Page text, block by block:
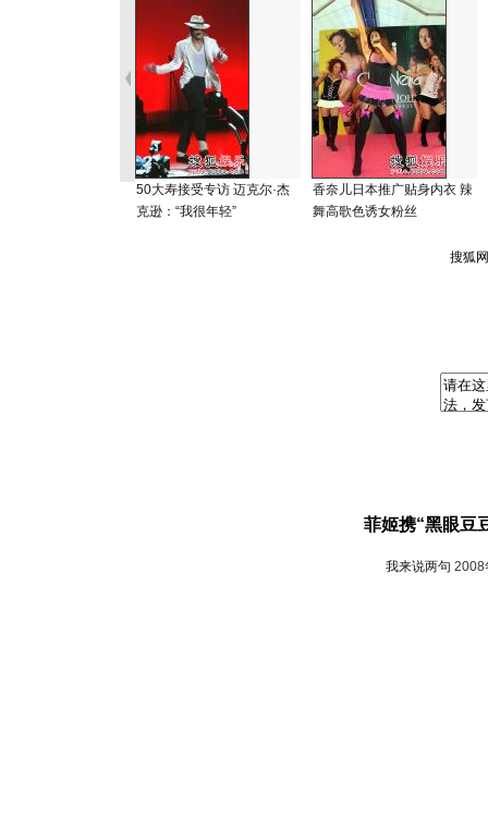
50大寿接受专访 迈克尔·杰
克逊：“我很年轻”
香奈儿日本推广贴身内衣 辣
舞高歌色诱女粉丝
菲姬携“黑眼豆
我来说两句 2008